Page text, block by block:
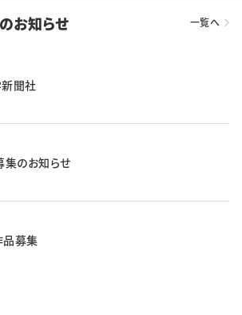
お知らせ 一覧へ
聞社
のお知らせ
募集